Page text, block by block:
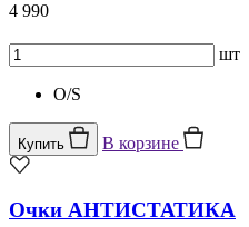
4 990
шт
O/S
Купить В корзине
Очки АНТИСТАТИКА